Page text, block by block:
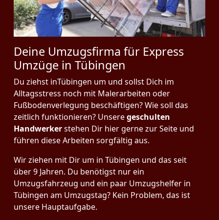
Deine Umzugsfirma für Express
Umzüge in Tübingen
Du ziehst inTübingen um und sollst Dich im
Alltagsstress noch mit Malerarbeiten oder
Fußbodenverlegung beschäftigen? Wie soll das
zeitlich funktionieren? Unseregeschulten
Handwerkerstehen Dir hier gerne zur Seite und
führen diese Arbeiten sorgfältig aus.
Wir ziehen mit Dir um in Tübingen und das seit
über 9 Jahren. Du benötigst nur ein
Umzugsfahrzeug und ein paar Umzugshelfer in
Tübingen am Umzugstag? Kein Problem, das ist
unsere Hauptaufgabe.